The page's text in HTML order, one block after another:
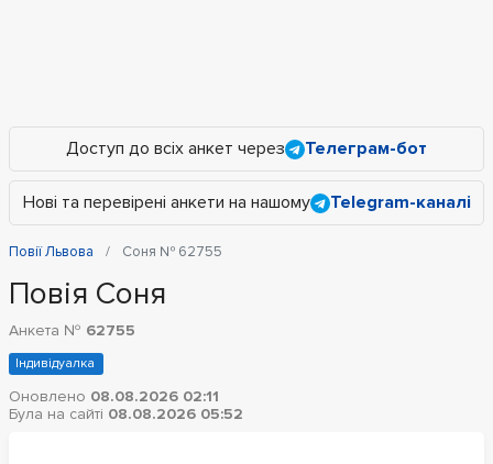
Доступ до всіх анкет через Телеграм-бот
Нові та перевірені анкети на нашому Telegram-каналі
Повії Львова Соня № 62755
Повія Соня
Анкета № 62755
Індивідуалка
Оновлено 08.08.2026 02:11
Була на сайті 08.08.2026 05:52